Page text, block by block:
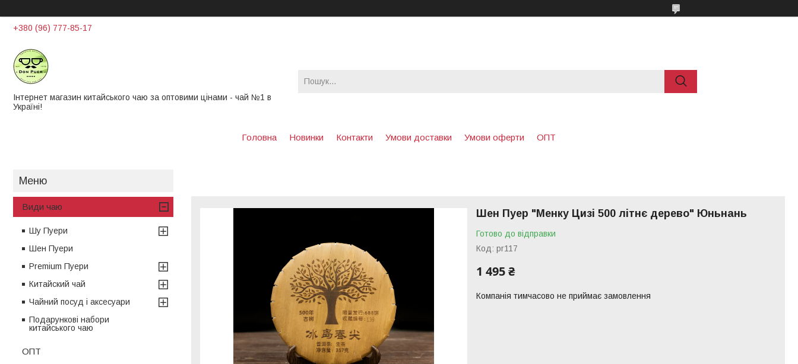
+380 (96) 777-85-17
Інтернет магазин китайського чаю за оптовими цінами - чай ​​№1 в
Україні!
Головна Новинки Контакти Умови доставки Умови оферти ОПТ
Шен Пуер "Менку Цизі 500 літнє дерево" Юньнань
Готово до відправки
Код: pr117
1 495 ₴
Компанія тимчасово не приймає замовлення
Види чаю
Шу Пуери
Шен Пуери
Premium Пуери
Китайский чай
Чайний посуд і аксесуари
Подарункові набори
китайського чаю
ОПТ